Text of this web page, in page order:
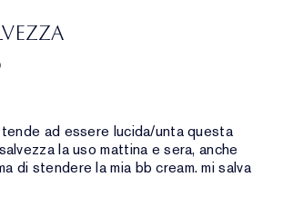
ad essere lucida/unta questa
la uso mattina e sera, anche
di stendere la mia bb cream. mi salva